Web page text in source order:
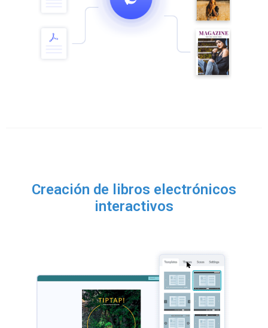
Creación de libros electrónicos
interactivos